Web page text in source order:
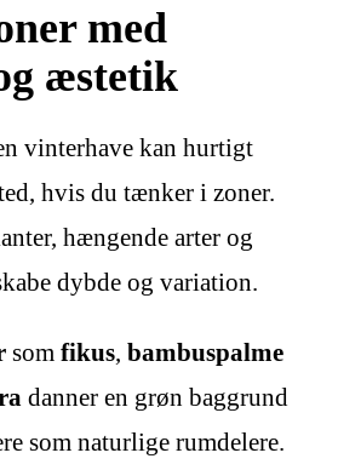
med
æstetik
vinterhave kan hurtigt
hvis du tænker i zoner.
hængende arter og
dybde og variation.
som fikus, bambuspalme
danner en grøn baggrund
som naturlige rumdelere.